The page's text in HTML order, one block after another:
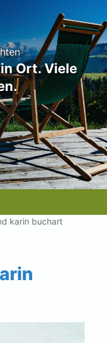
Ort. Viele
karin buchart